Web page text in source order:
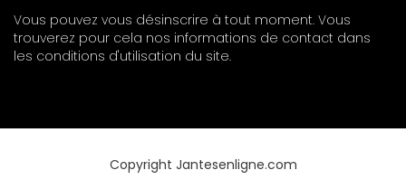
Vous pouvez vous désinscrire à tout moment. Vous
trouverez pour cela nos informations de contact dans
les conditions d'utilisation du site.
Copyright Jantesenligne.com